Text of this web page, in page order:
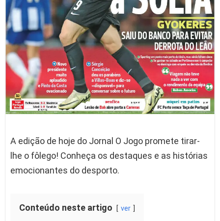
A edição de hoje do Jornal O Jogo promete tirar-
lhe o fôlego! Conheça os destaques e as histórias
emocionantes do desporto.
Conteúdo neste artigo ver